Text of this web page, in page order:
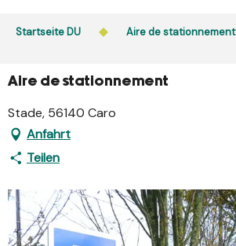
Startseite DU Aire de stationnement
Aire de stationnement
Stade, 56140 Caro
Anfahrt
Teilen